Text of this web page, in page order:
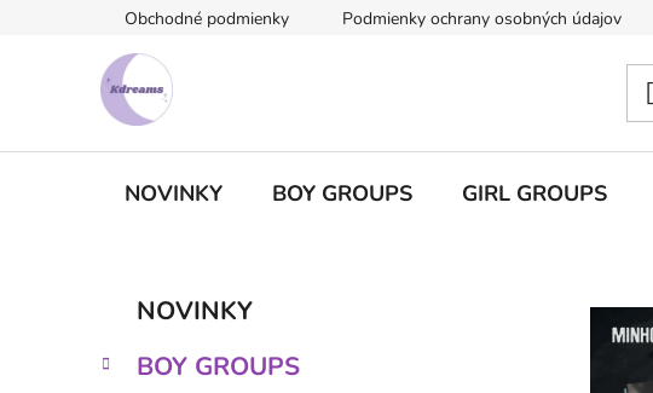
Obchodné podmienky Podmienky ochrany osobných údajov
NOVINKY BOY GROUPS GIRL GROUPS
č
Preskočiť
kategórie
e
NOVINKY
BOY GROUPS